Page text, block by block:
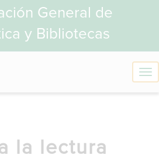
General de
y Bibliotecas
T
o
la lectura